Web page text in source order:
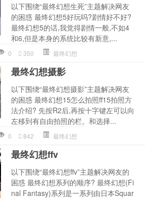
以下围绕“最终幻想生死”主题解决网友
的困惑 最终幻想5好玩吗?剧情好不好?
最终幻想5的话,我觉得剧情一般,不如4
和6,但是本身的系统比较有新意,...
0 350 最终幻想
最终幻想摄影
以下围绕“最终幻想摄影”主题解决网友
的困惑 最终幻想15怎么拍照ff15拍照方
法介绍? 先按R2后,再按十字键左可以向
左移到有自由拍照的栏。和选择...
0 842 最终幻想
最终幻想ffv
以下围绕“最终幻想ffv”主题解决网友的
困惑 最终幻想系列的顺序? 最终幻想(Fi
nal Fantasy)系列是一系列由日本Squar